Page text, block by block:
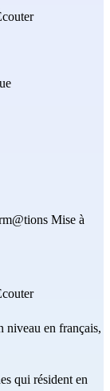
Mise à
niveau en français,
qui résident en